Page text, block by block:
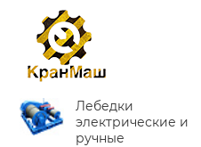
Лебедки
электрические и
ручные